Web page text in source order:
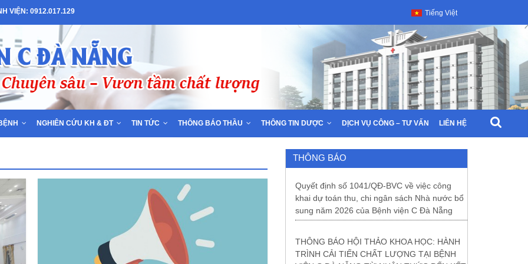
VIỆN: 0912.017.129 Tiếng Việt
NGHIÊN CỨU KH & ĐT TIN TỨC THÔNG BÁO THẦU THÔNG TIN DƯỢC DỊCH VỤ CÔNG – TƯ VẤN LIÊN HỆ
THÔNG BÁO
Quyết định số 1041/QĐ-BVC về việc công
khai dự toán thu, chi ngân sách Nhà nước bổ
sung năm 2026 của Bệnh viện C Đà Nẵng
THÔNG BÁO HỘI THẢO KHOA HỌC: HÀNH
TRÌNH CẢI TIẾN CHẤT LƯỢNG TẠI BỆNH